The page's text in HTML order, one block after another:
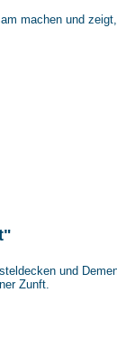
machen und
und
Zunft.